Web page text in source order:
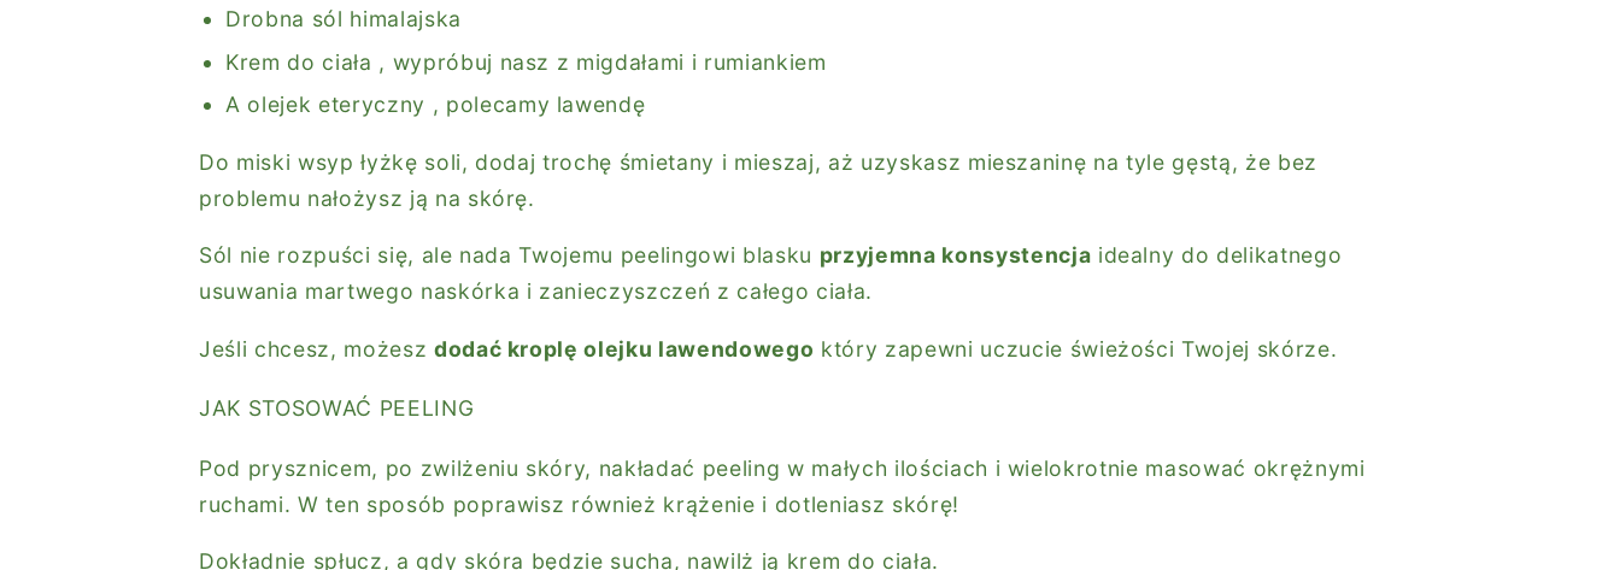
Drobna sól himalajska
Krem do ciała , wypróbuj nasz z migdałami i rumiankiem
A olejek eteryczny , polecamy lawendę
Do miski wsyp łyżkę soli, dodaj trochę śmietany i mieszaj, aż uzyskasz mieszaninę na tyle gęstą, że bez
problemu nałożysz ją na skórę.
Sól nie rozpuści się, ale nada Twojemu peelingowi blasku przyjemna konsystencja idealny do delikatnego
usuwania martwego naskórka i zanieczyszczeń z całego ciała.
Jeśli chcesz, możesz dodać kroplę olejku lawendowego który zapewni uczucie świeżości Twojej skórze.
JAK STOSOWAĆ PEELING
Pod prysznicem, po zwilżeniu skóry, nakładać peeling w małych ilościach i wielokrotnie masować okrężnymi
ruchami. W ten sposób poprawisz również krążenie i dotleniasz skórę!
Dokładnie spłucz, a gdy skóra będzie sucha, nawilż ją krem do ciała.